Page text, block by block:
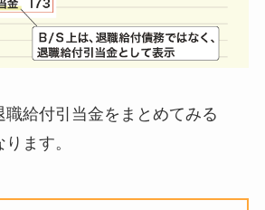
職給付引当金をまとめてみる
ます。